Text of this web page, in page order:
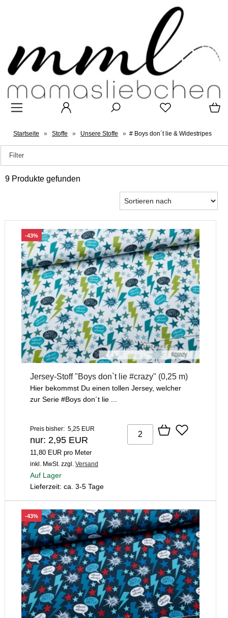
Startseite » Stoffe » Unsere Stoffe » # Boys don´t lie & Widestripes
Filter
9 Produkte gefunden
-43%
Jersey-Stoff "Boys don`t lie #crazy" (0,25 m)
Hier bekommst Du einen tollen Jersey, welcher
zur Serie #Boys don´t lie ...
Preis bisher: 5,25 EUR
nur: 2,95 EUR
11,80 EUR pro Meter
inkl. MwSt. zzgl. Versand
Auf Lager
Lieferzeit: ca. 3-5 Tage
-43%